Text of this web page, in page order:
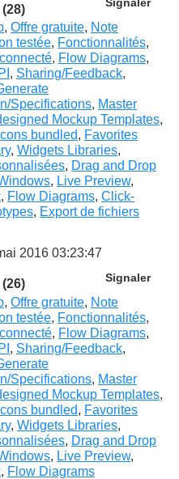
Signaler
, Offre gratuite, Note
testée, Fonctionnalités,
, Flow Diagrams,
, Sharing/Feedback,
Specifications, Master
Mockup Templates,
bundled, Favorites
, Widgets Libraries,
, Drag and Drop
, Live Preview,
, Flow Diagrams, Click-
, Export de fichiers
2016 03:23:47
Signaler
, Offre gratuite, Note
testée, Fonctionnalités,
, Flow Diagrams,
, Sharing/Feedback,
Specifications, Master
Mockup Templates,
bundled, Favorites
, Widgets Libraries,
, Drag and Drop
, Live Preview,
, Flow Diagrams